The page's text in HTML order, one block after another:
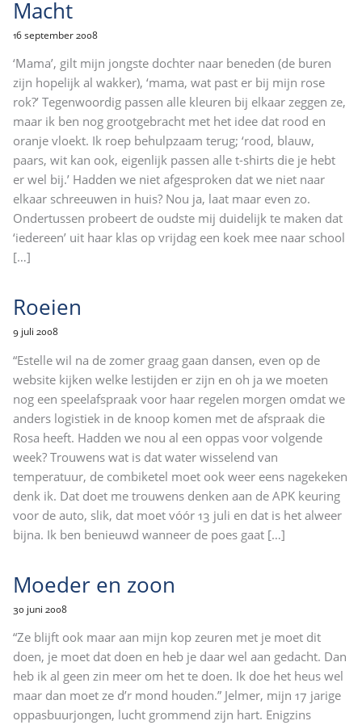
Macht
16 september 2008
‘Mama’, gilt mijn jongste dochter naar beneden (de buren
zijn hopelijk al wakker), ‘mama, wat past er bij mijn rose
rok?’ Tegenwoordig passen alle kleuren bij elkaar zeggen ze,
maar ik ben nog grootgebracht met het idee dat rood en
oranje vloekt. Ik roep behulpzaam terug; ‘rood, blauw,
paars, wit kan ook, eigenlijk passen alle t-shirts die je hebt
er wel bij.’ Hadden we niet afgesproken dat we niet naar
elkaar schreeuwen in huis? Nou ja, laat maar even zo.
Ondertussen probeert de oudste mij duidelijk te maken dat
‘iedereen’ uit haar klas op vrijdag een koek mee naar school
[…]
Roeien
9 juli 2008
“Estelle wil na de zomer graag gaan dansen, even op de
website kijken welke lestijden er zijn en oh ja we moeten
nog een speelafspraak voor haar regelen morgen omdat we
anders logistiek in de knoop komen met de afspraak die
Rosa heeft. Hadden we nou al een oppas voor volgende
week? Trouwens wat is dat water wisselend van
temperatuur, de combiketel moet ook weer eens nagekeken
denk ik. Dat doet me trouwens denken aan de APK keuring
voor de auto, slik, dat moet vóór 13 juli en dat is het alweer
bijna. Ik ben benieuwd wanneer de poes gaat […]
Moeder en zoon
30 juni 2008
“Ze blijft ook maar aan mijn kop zeuren met je moet dit
doen, je moet dat doen en heb je daar wel aan gedacht. Dan
heb ik al geen zin meer om het te doen. Ik doe het heus wel
maar dan moet ze d’r mond houden.” Jelmer, mijn 17 jarige
oppasbuurjongen, lucht grommend zijn hart. Enigzins